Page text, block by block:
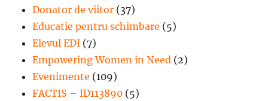
Donator de viitor (37)
Educatie pentru schimbare (5)
Elevul EDI (7)
Empowering Women in Need (2)
Evenimente (109)
FACTIS – ID113890 (5)